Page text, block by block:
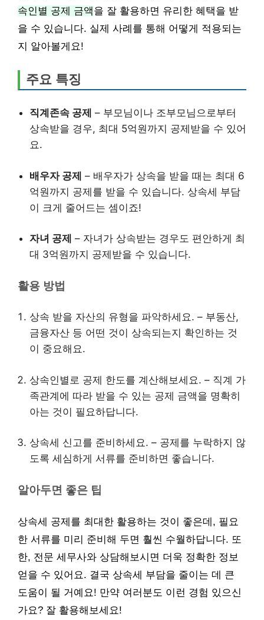
속인별 공제 금액을 잘 활용하면 유리한 혜택을 받
을 수 있습니다. 실제 사례를 통해 어떻게 적용되는
지 알아볼게요!
주요 특징
직계존속 공제 – 부모님이나 조부모님으로부터
상속받을 경우, 최대 5억원까지 공제받을 수 있어
요.
배우자 공제 – 배우자가 상속을 받을 때는 최대 6
억원까지 공제를 받을 수 있습니다. 상속세 부담
이 크게 줄어드는 셈이죠!
자녀 공제 – 자녀가 상속받는 경우도 편안하게 최
대 3억원까지 공제받을 수 있습니다.
활용 방법
상속 받을 자산의 유형을 파악하세요. – 부동산,
금융자산 등 어떤 것이 상속되는지 확인하는 것
이 중요해요.
상속인별로 공제 한도를 계산해보세요. – 직계 가
족관계에 따라 받을 수 있는 공제 금액을 명확히
아는 것이 필요하답니다.
상속세 신고를 준비하세요. – 공제를 누락하지 않
도록 세심하게 서류를 준비하면 좋습니다.
알아두면 좋은 팁
상속세 공제를 최대한 활용하는 것이 좋은데, 필요
한 서류를 미리 준비해 두면 훨씬 수월하답니다. 또
한, 전문 세무사와 상담해보시면 더욱 정확한 정보
얻을 수 있어요. 결국 상속세 부담을 줄이는 데 큰
도움이 될 거예요! 만약 여러분도 이런 경험 있으신
가요? 잘 활용해보세요!